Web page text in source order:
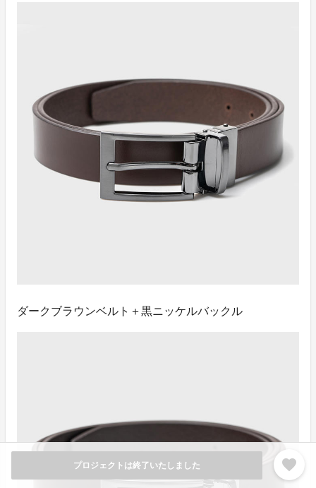
プロジェクトは終了いたしました favorite
ダークブラウンベルト＋黒ニッケルバックル